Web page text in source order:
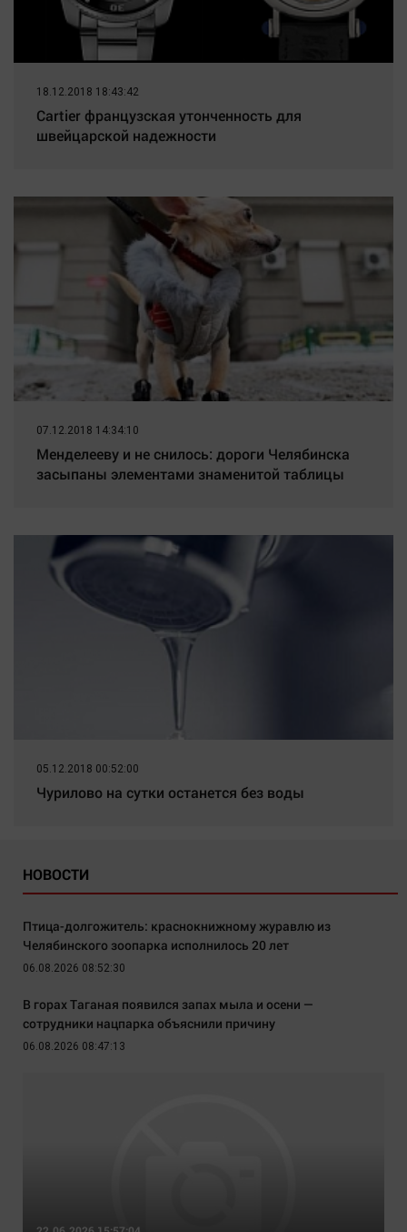
18.12.2018 18:43:42
Cartier французская утонченность для
швейцарской надежности
07.12.2018 14:34:10
Менделееву и не снилось: дороги Челябинска
засыпаны элементами знаменитой таблицы
05.12.2018 00:52:00
Чурилово на сутки останется без воды
НОВОСТИ
Птица-долгожитель: краснокнижному журавлю из
Челябинского зоопарка исполнилось 20 лет
06.08.2026 08:52:30
В горах Таганая появился запах мыла и осени —
сотрудники нацпарка объяснили причину
06.08.2026 08:47:13